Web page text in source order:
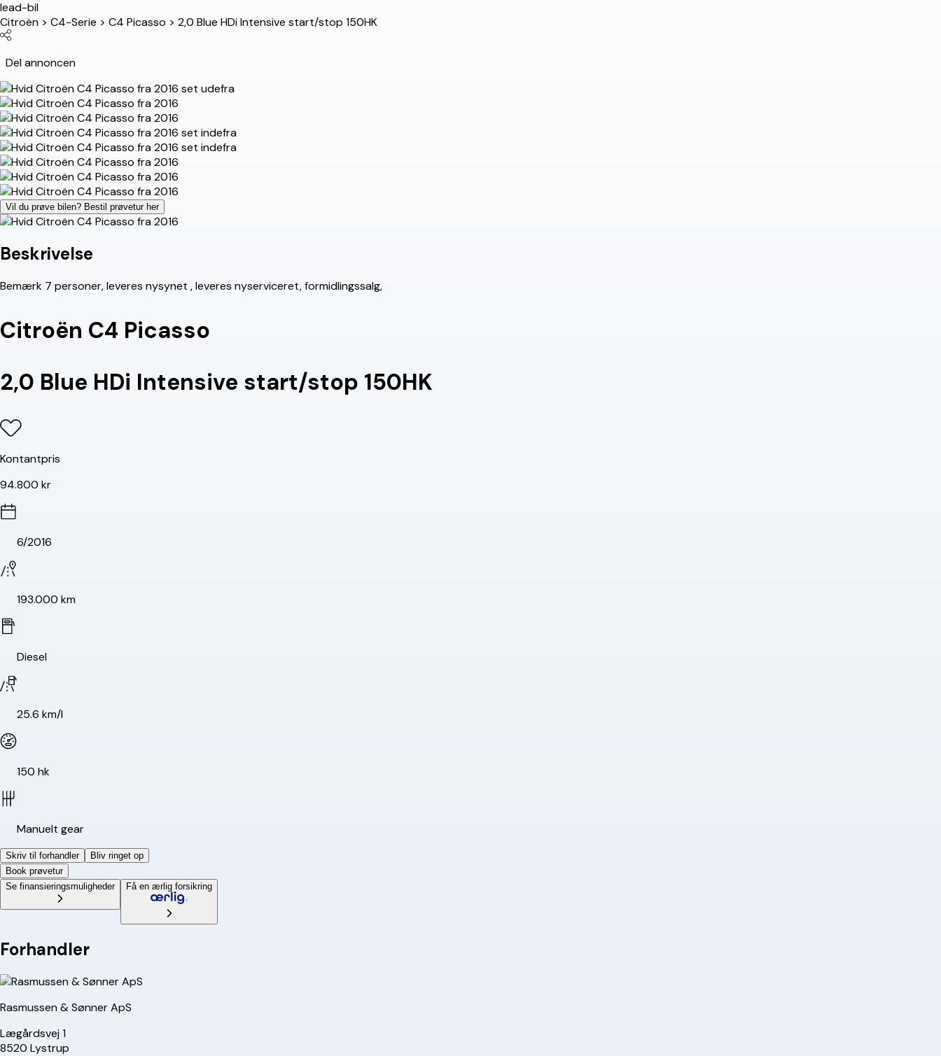
lead-bil
Citroën > C4-Serie > C4 Picasso > 2,0 Blue HDi Intensive start/stop 150HK
Del annoncen
Vil du prøve bilen? Bestil prøvetur her
Beskrivelse
Bemærk 7 personer, leveres nysynet , leveres nyserviceret, formidlingssalg,
Citroën C4 Picasso
2,0 Blue HDi Intensive start/stop 150HK
Kontantpris
94.800 kr
6/2016
193.000 km
Diesel
25.6 km/l
150 hk
Manuelt gear
Skriv til forhandler
Bliv ringet op
Book prøvetur
Se finansieringsmuligheder
Få en ærlig forsikring
Forhandler
Rasmussen & Sønner ApS
Lægårdsvej 1
8520 Lystrup